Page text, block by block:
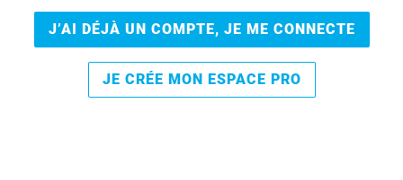
J’AI DÉJÀ UN COMPTE, JE ME CONNECTE
JE CRÉE MON ESPACE PRO